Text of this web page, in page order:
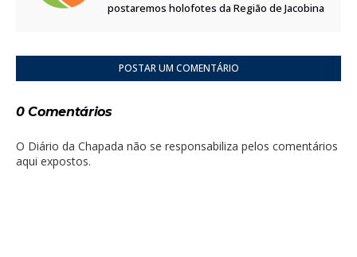
postaremos holofotes da Região de Jacobina
POSTAR UM COMENTÁRIO
0 Comentários
O Diário da Chapada não se responsabiliza pelos comentários
aqui expostos.